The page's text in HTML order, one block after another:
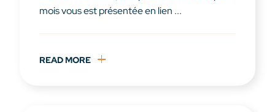
mois vous est présentée en lien ...
READ MORE